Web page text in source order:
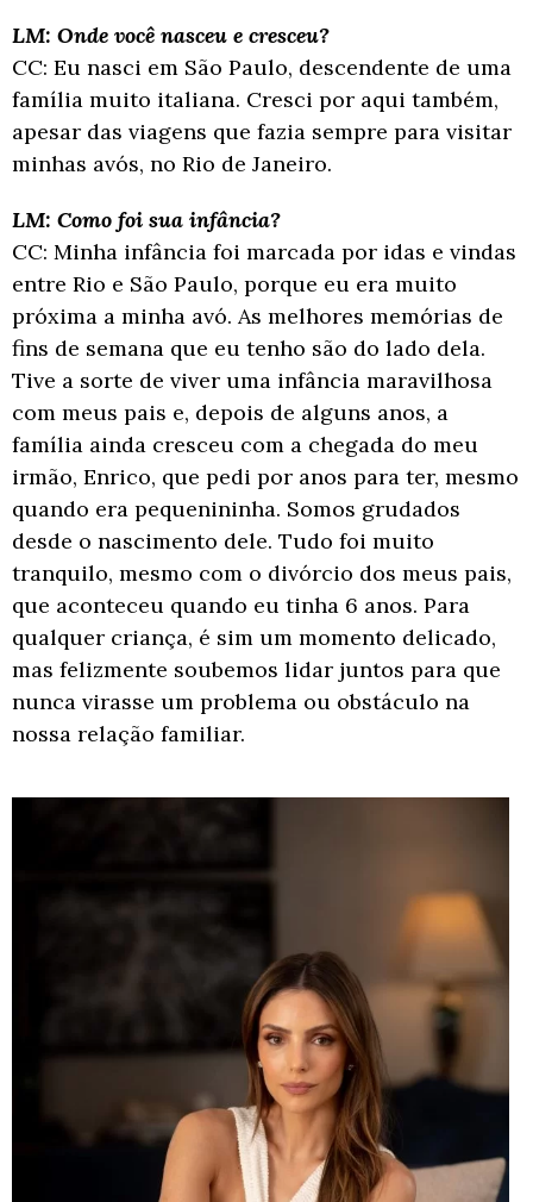
LM: Onde você nasceu e cresceu?
CC: Eu nasci em São Paulo, descendente de uma
família muito italiana. Cresci por aqui também,
apesar das viagens que fazia sempre para visitar
minhas avós, no Rio de Janeiro.
LM: Como foi sua infância?
CC: Minha infância foi marcada por idas e vindas
entre Rio e São Paulo, porque eu era muito
próxima a minha avó. As melhores memórias de
fins de semana que eu tenho são do lado dela.
Tive a sorte de viver uma infância maravilhosa
com meus pais e, depois de alguns anos, a
família ainda cresceu com a chegada do meu
irmão, Enrico, que pedi por anos para ter, mesmo
quando era pequenininha. Somos grudados
desde o nascimento dele. Tudo foi muito
tranquilo, mesmo com o divórcio dos meus pais,
que aconteceu quando eu tinha 6 anos. Para
qualquer criança, é sim um momento delicado,
mas felizmente soubemos lidar juntos para que
nunca virasse um problema ou obstáculo na
nossa relação familiar.